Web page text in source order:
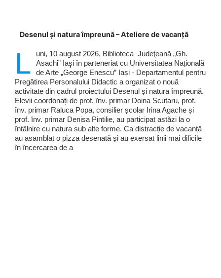
Desenul și natura împreună – Ateliere de vacanță
L
uni, 10 august 2026, Biblioteca Judeţeană „Gh.
Asachi” Iaşi în parteneriat cu Universitatea Națională
de Arte „George Enescu” Iași - Departamentul pentru
Pregătirea Personalului Didactic a organizat o nouă
activitate din cadrul proiectului Desenul și natura împreună.
Elevii coordonați de prof. înv. primar Doina Scutaru, prof.
înv. primar Raluca Popa, consilier școlar Irina Agache și
prof. înv. primar Denisa Pintilie, au participat astăzi la o
întâlnire cu natura sub alte forme. Ca distracție de vacanță
au asamblat o pizza desenată și au exersat linii mai dificile
în încercarea de a